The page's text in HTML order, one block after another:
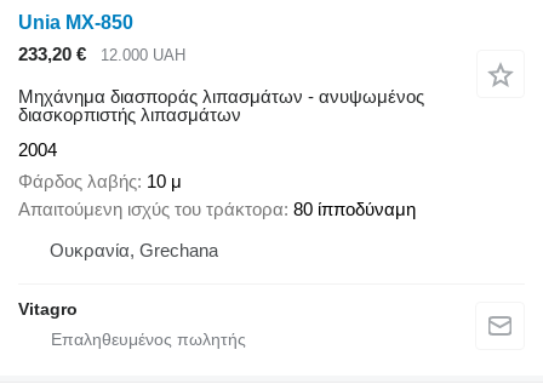
Unia MX-850
233,20 €
12.000 UAH
Μηχάνημα διασποράς λιπασμάτων - ανυψωμένος
διασκορπιστής λιπασμάτων
2004
Φάρδος λαβής 10 μ
Απαιτούμενη ισχύς του τράκτορα 80 ίπποδύναμη
Ουκρανία, Grechana
Vitagro